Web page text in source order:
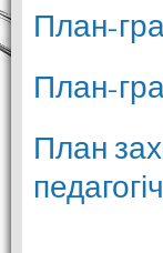
План-
План-
План